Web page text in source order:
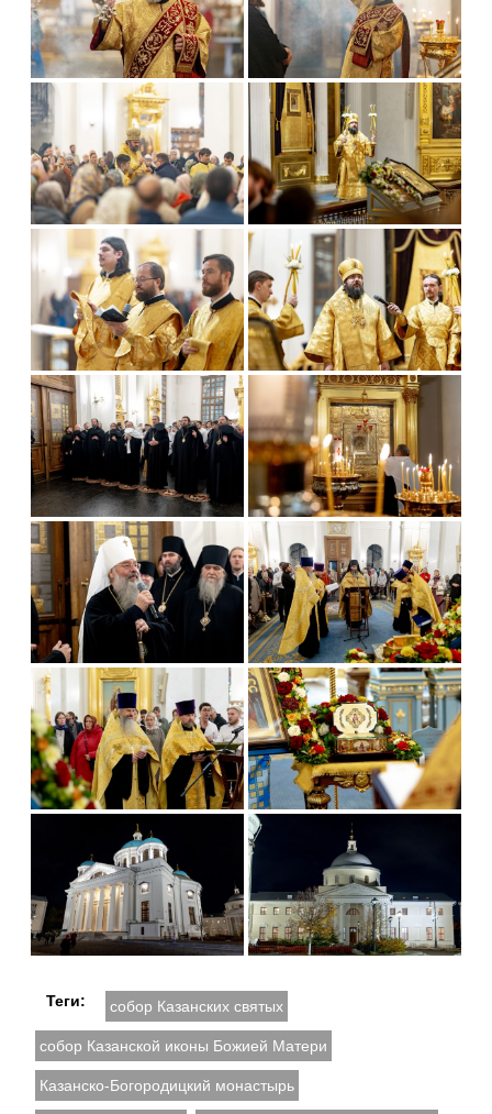
Теги: собор Казанских святых
собор Казанской иконы Божией Матери
Казанско-Богородицкий монастырь